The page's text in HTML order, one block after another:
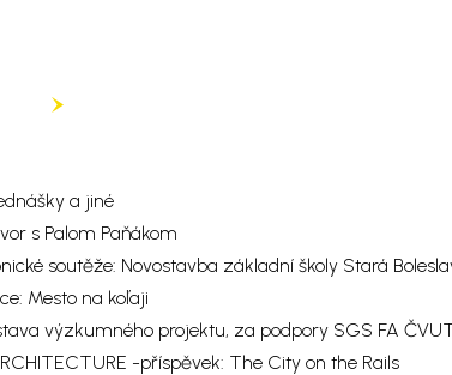
a jiné
s Palom Paňákom
soutěže: Novostavba základní školy Stará
Mesto na koľaji
výzkumného projektu, za podpory SGS FA
-příspěvek: The City on the Rails